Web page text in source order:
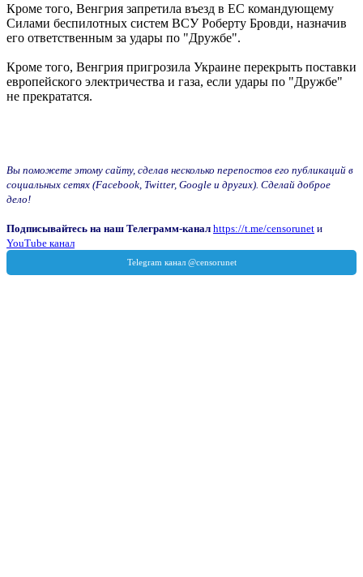
Кроме того, Венгрия запретила въезд в ЕС командующему
Силами беспилотных систем ВСУ Роберту Бровди, назначив
его ответственным за удары по "Дружбе".
Кроме того, Венгрия пригрозила Украине перекрыть поставки
европейского электричества и газа, если удары по "Дружбе"
не прекрататся.
Вы поможете этому сайту, сделав несколько перепостов его публикаций в
социальных сетях (Facebook, Twitter, Google и других). Сделай доброе
дело!
Подписывайтесь на наш Телеграмм-канал https://t.me/censorunet и
YouTube канал